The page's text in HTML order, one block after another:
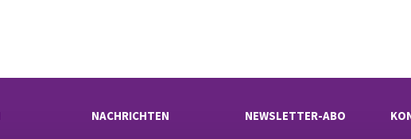
NACHRICHTEN NEWSLETTER-ABO